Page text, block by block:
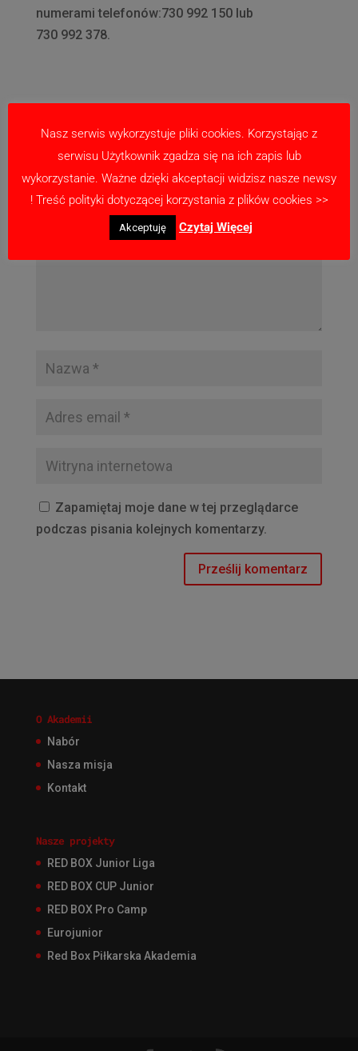
numerami telefonów:730 992 150 lub
730 992 378.
Prześlij komentarz
Twój adres email nie zostanie opublikowany.
Wymagane pola są oznaczone*
Zapamiętaj moje dane w tej przeglądarce
podczas pisania kolejnych komentarzy.
O Akademii
Nabór
Nasza misja
Kontakt
Nasze projekty
RED BOX Junior Liga
RED BOX CUP Junior
RED BOX Pro Camp
Eurojunior
Red Box Piłkarska Akademia
Nasz serwis wykorzystuje pliki cookies. Korzystając z
serwisu Użytkownik zgadza się na ich zapis lub
wykorzystanie. Ważne dzięki akceptacji widzisz nasze newsy
! Treść polityki dotyczącej korzystania z plików cookies >>
Akceptuję Czytaj Więcej